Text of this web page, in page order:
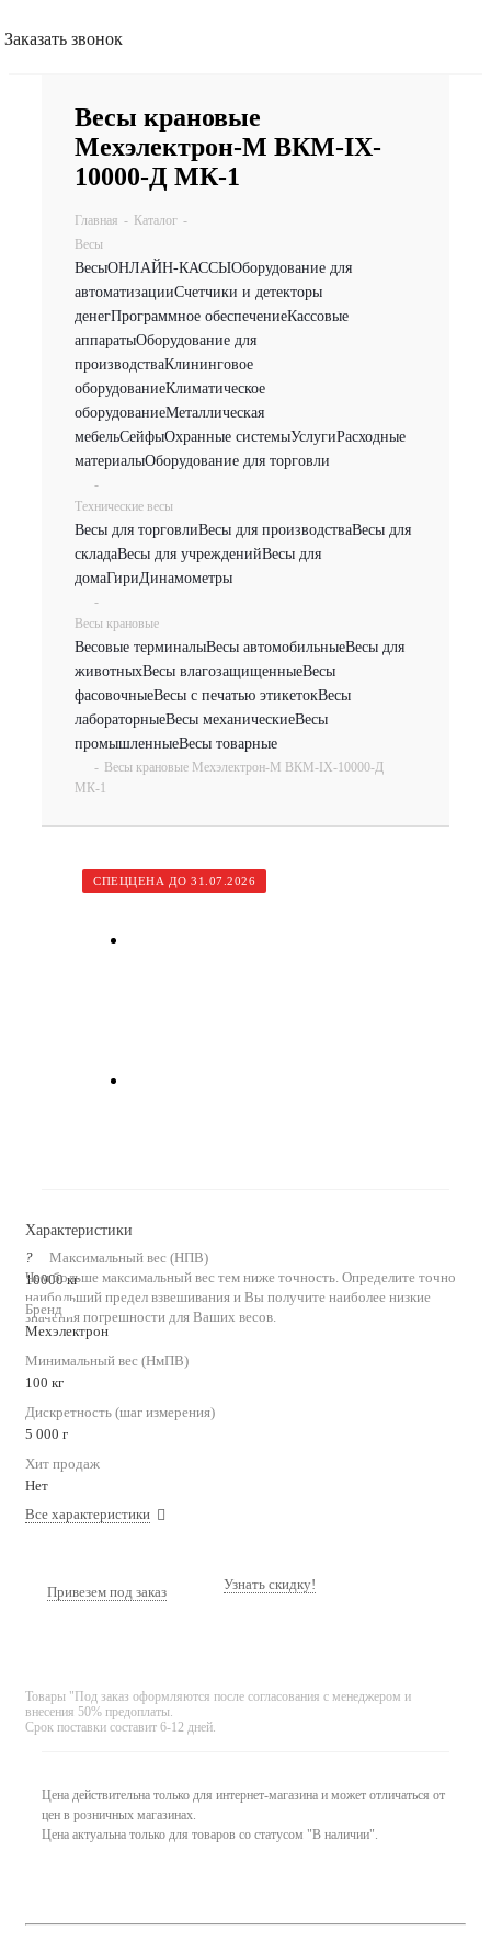
Заказать звонок
Весы крановые
Мехэлектрон-М ВКМ-IX-
10000-Д МК-1
Главная - Каталог -
Весы
ВесыОНЛАЙН-КАССЫОборудование для
автоматизацииСчетчики и детекторы
денегПрограммное обеспечениеКассовые
аппаратыОборудование для
производстваКлининговое
оборудованиеКлиматическое
оборудованиеМеталлическая
мебельСейфыОхранные системыУслугиРасходные
материалыОборудование для торговли
-
Технические весы
Весы для торговлиВесы для производстваВесы для
складаВесы для учрежденийВесы для
домаГириДинамометры
-
Весы крановые
Весовые терминалыВесы автомобильныеВесы для
животныхВесы влагозащищенныеВесы
фасовочныеВесы с печатью этикетокВесы
лабораторныеВесы механическиеВесы
промышленныеВесы товарные
- Весы крановые Мехэлектрон-М ВКМ-IX-10000-Д
МК-1
СПЕЦЦЕНА ДО 31.07.2026
Характеристики
?
Чем больше максимальный вес тем ниже точность. Определите точно
наибольший предел взвешивания и Вы получите наиболее низкие
значения погрешности для Ваших весов.
Максимальный вес (НПВ)
10000 кг
Бренд
Мехэлектрон
Минимальный вес (НмПВ)
100 кг
Дискретность (шаг измерения)
5 000 г
Хит продаж
Нет
Все характеристики
Привезем под заказ Узнать скидку!
Товары "Под заказ оформляются после согласования с менеджером и
внесения 50% предоплаты.
Срок поставки составит 6-12 дней.
Цена действительна только для интернет-магазина и может отличаться от
цен в розничных магазинах.
Цена актуальна только для товаров со статусом "В наличии".